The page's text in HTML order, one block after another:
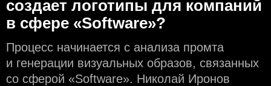
создаeт логотипы для компаний
в сфере «Software»?
Процесс начинается с анализа промта
и генерации визуальных образов, связанных
со сферой «Software». Николай Иронов